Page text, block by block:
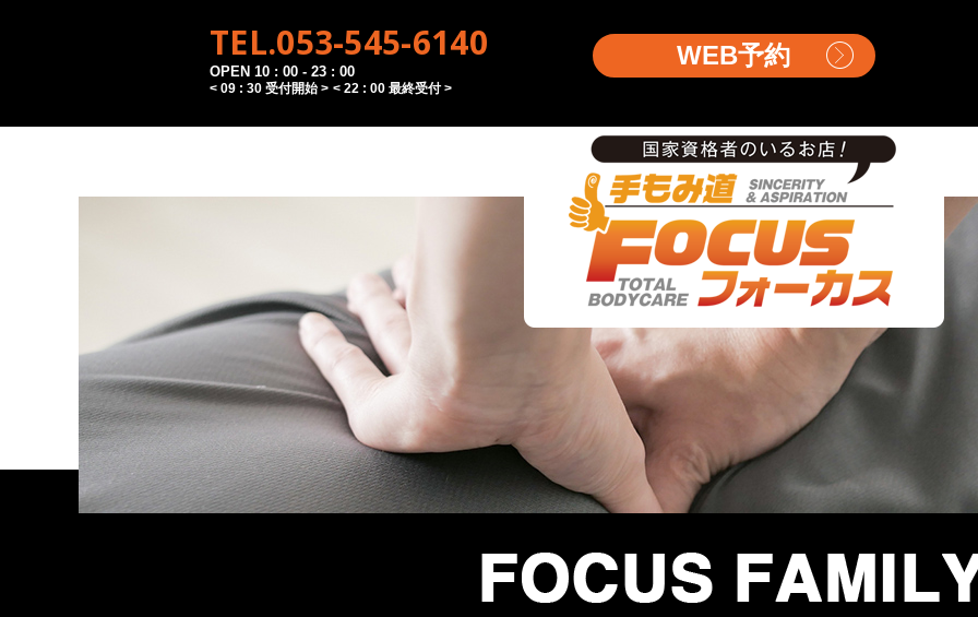
TEL.053-545-6140
OPEN 10 : 00 - 23 : 00
< 09 : 30 受付開始 > < 22 : 00 最終受付 >
WEB予約